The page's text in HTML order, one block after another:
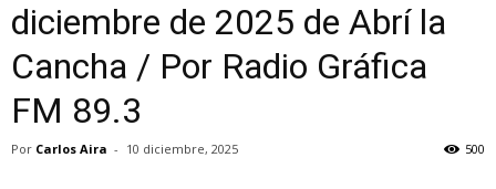
diciembre de 2025 de Abrí la
Cancha / Por Radio Gráfica
FM 89.3
Por Carlos Aira - 10 diciembre, 2025 500